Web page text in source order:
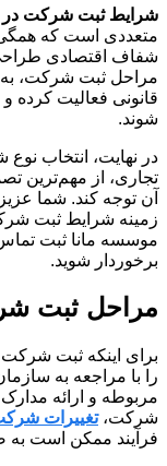
شرایط ثبت شرکت در
متعددی است که همگی
شفاف اقتصادی طراحی
مراحل ثبت شرکت،
قانونی فعالیت کرده و
شوند.
در نهایت، انتخاب
تجاری، از مهم‌ترین
آن توجه کند. شما
زمینه شرایط ثبت
موسسه مانا ثبت
برخوردار شوید.
مراحل ثبت
برای اینکه ثبت
را با مراجعه به
مربوطه و ارائه
شرکت،تغییرات
فرآیند ممکن است